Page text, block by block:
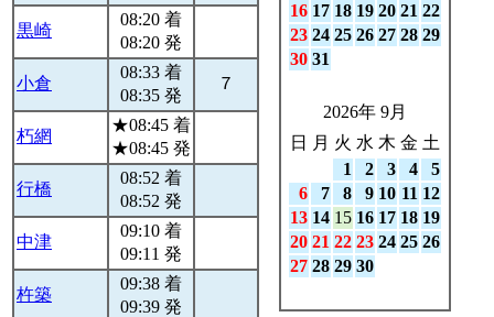
黒崎
08:20 着
08:20 発
小倉
08:33 着
08:35 発
７
朽網
★08:45 着
★08:45 発
行橋
08:52 着
08:52 発
中津
09:10 着
09:11 発
杵築
09:38 着
09:39 発
16 17 18 19 20 21 22
23 24 25 26 27 28 29
30 31
2026年 9月
日
月 火 水 木 金 土
1
2 3 4
5
6
7 8 9 10 11 12
13 14 15 16 17 18 19
20 21 22 23 24 25 26
27 28 29 30